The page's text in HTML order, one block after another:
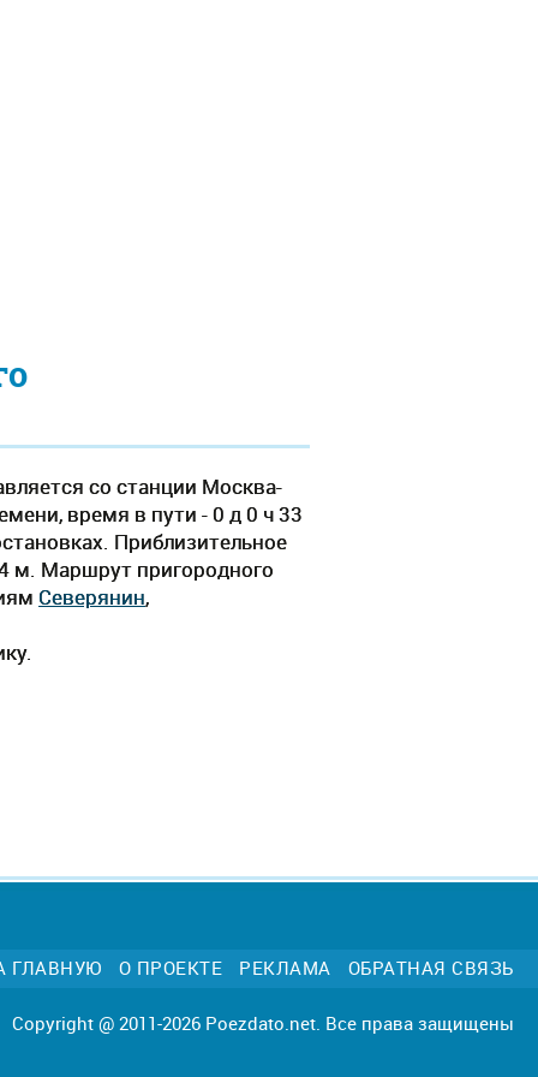
со станции Москва-
время в пути - 0 д 0 ч 33
Приблизительное
м. Маршрут пригородного
Северянин,
ГЛАВНУЮ О ПРОЕКТЕ РЕКЛАМА ОБРАТНАЯ СВЯЗЬ
Copyright @ 2011-2026 Poezdato.net. Все права защищены